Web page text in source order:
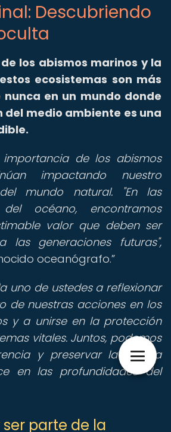
Descubriendo
los abismos marinos y la
ecosistemas son más
en un mundo donde
del medio ambiente es una
de los abismos
impactando nuestro
mundo natural. "En las
del océano, encontramos
valor que deben ser
las generaciones futuras",
oceanógrafo.
uno de ustedes a reflexionar
de nuestras acciones en los
y a unirse en la protección
vitales. Juntos, podemos
y preservar la belleza
en las profundidades del
ser parte de la